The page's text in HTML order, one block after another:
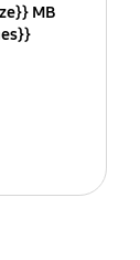
MB